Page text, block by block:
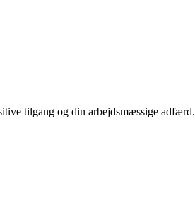
tilgang og din arbejdsmæssige adfærd.